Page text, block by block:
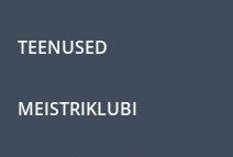
TEENUSED
MEISTRIKLUBI